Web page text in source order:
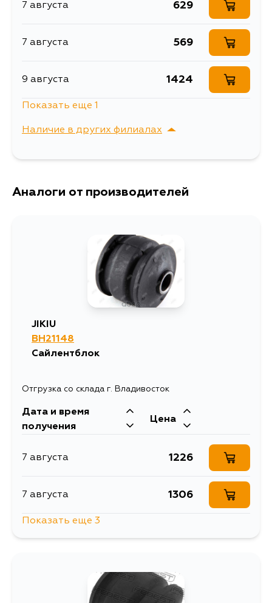
7 августа 629
7 августа 569
9 августа 1424
Показать еще 1
Наличие в других филиалах
г. Владивосток,
Аналоги от производителей
JIKIU
BH21148
Сайлентблок
Отгрузка со склада г. Владивосток
Дата и время
получения
Цена
7 августа 1226
7 августа 1306
Показать еще 3